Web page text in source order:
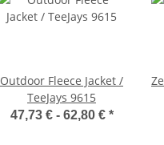
Outdoor Fleece Jacket /
TeeJays 9615
47,73 € - 62,80 € *